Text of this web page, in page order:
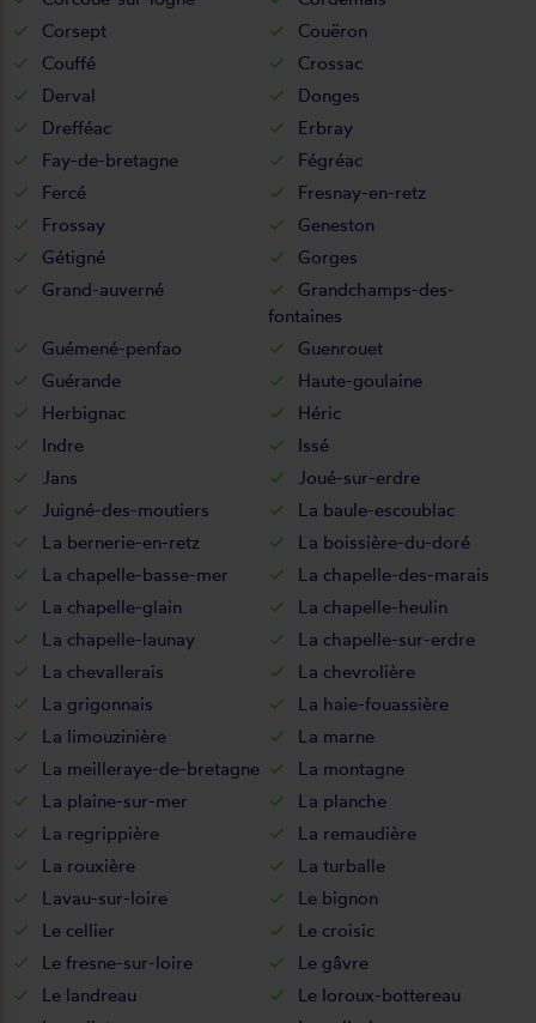
Corsept
Couëron
Couffé
Crossac
Derval
Donges
Drefféac
Erbray
Fay-de-bretagne
Fégréac
Fercé
Fresnay-en-retz
Frossay
Geneston
Gétigné
Gorges
Grand-auverné
Grandchamps-des-
fontaines
Guémené-penfao
Guenrouet
Guérande
Haute-goulaine
Herbignac
Héric
Indre
Issé
Jans
Joué-sur-erdre
Juigné-des-moutiers
La baule-escoublac
La bernerie-en-retz
La boissière-du-doré
La chapelle-basse-mer
La chapelle-des-marais
La chapelle-glain
La chapelle-heulin
La chapelle-launay
La chapelle-sur-erdre
La chevallerais
La chevrolière
La grigonnais
La haie-fouassière
La limouzinière
La marne
La meilleraye-de-bretagne
La montagne
La plaine-sur-mer
La planche
La regrippière
La remaudière
La rouxière
La turballe
Lavau-sur-loire
Le bignon
Le cellier
Le croisic
Le fresne-sur-loire
Le gâvre
Le landreau
Le loroux-bottereau